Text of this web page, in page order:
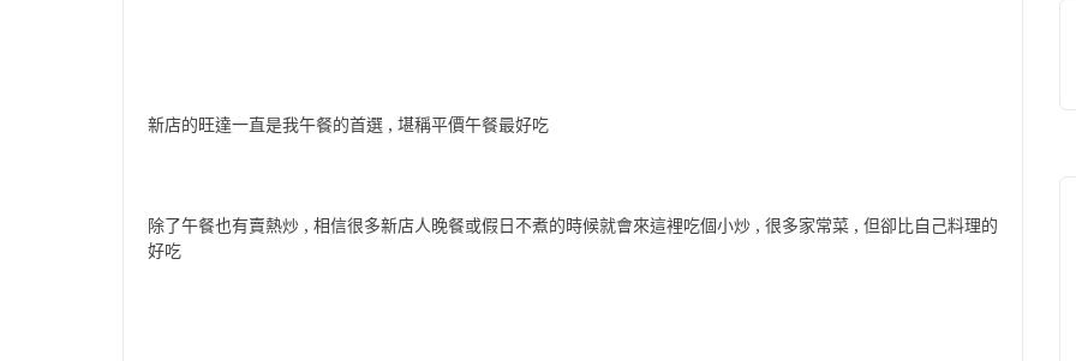
新店的旺達一直是我午餐的首選 , 堪稱平價午餐最好吃
除了午餐也有賣熱炒 , 相信很多新店人晚餐或假日不煮的時候就會來這裡吃個小炒 , 很多家常菜 , 但卻比自己料理的
好吃